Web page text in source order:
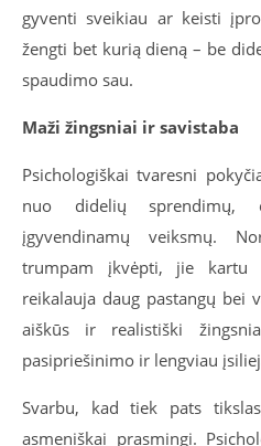
gyventi sveikiau ar keisti
žengti bet kurią dieną – be
spaudimo sau.
Maži žingsniai ir savistaba
Psichologiškai tvaresni
nuo didelių
įgyvendinamų veiksmų.
trumpam įkvėpti, jie kartu
reikalauja daug pastangų bei
aiškūs ir realistiški
pasipriešinimo ir lengviau
Svarbu, kad tiek pats
asmeniškai prasmingi.